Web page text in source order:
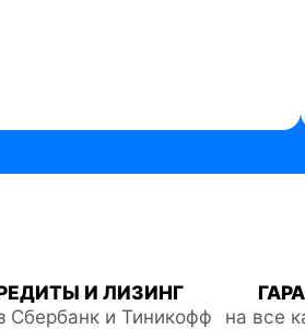
И ЛИЗИНГ
Сбербанк и Тиникофф
на все